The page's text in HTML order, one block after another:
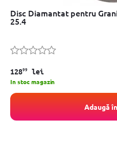
Disc Diamantat pentru
25.4
12899 lei
In stoc magazin
Adaugă